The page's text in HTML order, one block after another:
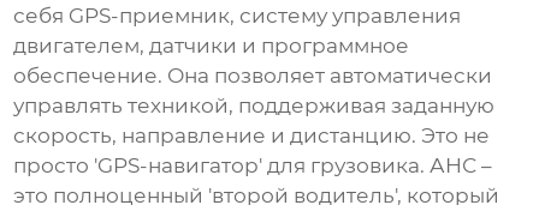
себя GPS-приемник, систему управления
двигателем, датчики и программное
обеспечение. Она позволяет автоматически
управлять техникой, поддерживая заданную
скорость, направление и дистанцию. Это не
просто 'GPS-навигатор' для грузовика. АНС –
это полноценный 'второй водитель', который